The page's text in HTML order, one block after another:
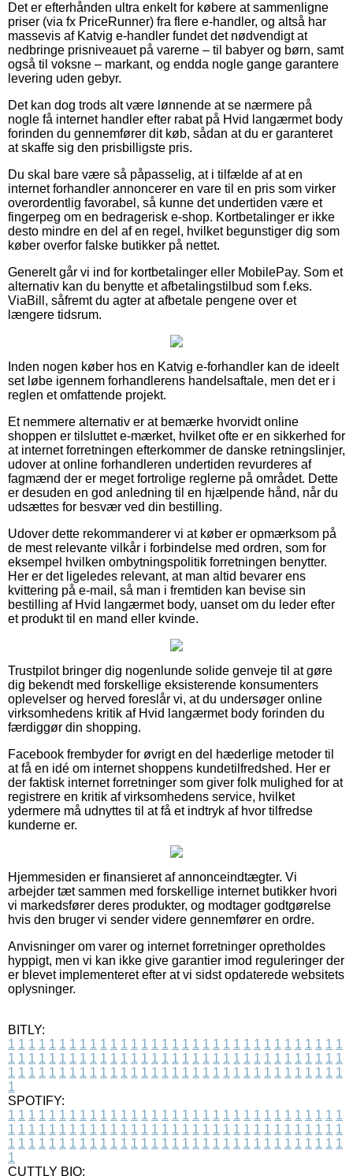
Det er efterhånden ultra enkelt for købere at sammenligne
priser (via fx PriceRunner) fra flere e-handler, og altså har
massevis af Katvig e-handler fundet det nødvendigt at
nedbringe prisniveauet på varerne – til babyer og børn, samt
også til voksne – markant, og endda nogle gange garantere
levering uden gebyr.
Det kan dog trods alt være lønnende at se nærmere på
nogle få internet handler efter rabat på Hvid langærmet body
forinden du gennemfører dit køb, sådan at du er garanteret
at skaffe sig den prisbilligste pris.
Du skal bare være så påpasselig, at i tilfælde af at en
internet forhandler annoncerer en vare til en pris som virker
overordentlig favorabel, så kunne det undertiden være et
fingerpeg om en bedragerisk e-shop. Kortbetalinger er ikke
desto mindre en del af en regel, hvilket begunstiger dig som
køber overfor falske butikker på nettet.
Generelt går vi ind for kortbetalinger eller MobilePay. Som et
alternativ kan du benytte et afbetalingstilbud som f.eks.
ViaBill, såfremt du agter at afbetale pengene over et
længere tidsrum.
Inden nogen køber hos en Katvig e-forhandler kan de ideelt
set løbe igennem forhandlerens handelsaftale, men det er i
reglen et omfattende projekt.
Et nemmere alternativ er at bemærke hvorvidt online
shoppen er tilsluttet e-mærket, hvilket ofte er en sikkerhed for
at internet forretningen efterkommer de danske retningslinjer,
udover at online forhandleren undertiden revurderes af
fagmænd der er meget fortrolige reglerne på området. Dette
er desuden en god anledning til en hjælpende hånd, når du
udsættes for besvær ved din bestilling.
Udover dette rekommanderer vi at køber er opmærksom på
de mest relevante vilkår i forbindelse med ordren, som for
eksempel hvilken ombytningspolitik forretningen benytter.
Her er det ligeledes relevant, at man altid bevarer ens
kvittering på e-mail, så man i fremtiden kan bevise sin
bestilling af Hvid langærmet body, uanset om du leder efter
et produkt til en mand eller kvinde.
Trustpilot bringer dig nogenlunde solide genveje til at gøre
dig bekendt med forskellige eksisterende konsumenters
oplevelser og herved foreslår vi, at du undersøger online
virksomhedens kritik af Hvid langærmet body forinden du
færdiggør din shopping.
Facebook frembyder for øvrigt en del hæderlige metoder til
at få en idé om internet shoppens kundetilfredshed. Her er
der faktisk internet forretninger som giver folk mulighed for at
registrere en kritik af virksomhedens service, hvilket
ydermere må udnyttes til at få et indtryk af hvor tilfredse
kunderne er.
Hjemmesiden er finansieret af annonceindtægter. Vi
arbejder tæt sammen med forskellige internet butikker hvori
vi markedsfører deres produkter, og modtager godtgørelse
hvis den bruger vi sender videre gennemfører en ordre.
Anvisninger om varer og internet forretninger opretholdes
hyppigt, men vi kan ikke give garantier imod reguleringer der
er blevet implementeret efter at vi sidst opdaterede websitets
oplysninger.
BITLY:
1 1 1 1 1 1 1 1 1 1 1 1 1 1 1 1 1 1 1 1 1 1 1 1 1 1 1 1 1 1 1 1 1
1 1 1 1 1 1 1 1 1 1 1 1 1 1 1 1 1 1 1 1 1 1 1 1 1 1 1 1 1 1 1 1 1
1 1 1 1 1 1 1 1 1 1 1 1 1 1 1 1 1 1 1 1 1 1 1 1 1 1 1 1 1 1 1 1 1
1
SPOTIFY:
1 1 1 1 1 1 1 1 1 1 1 1 1 1 1 1 1 1 1 1 1 1 1 1 1 1 1 1 1 1 1 1 1
1 1 1 1 1 1 1 1 1 1 1 1 1 1 1 1 1 1 1 1 1 1 1 1 1 1 1 1 1 1 1 1 1
1 1 1 1 1 1 1 1 1 1 1 1 1 1 1 1 1 1 1 1 1 1 1 1 1 1 1 1 1 1 1 1 1
1
CUTTLY BIO: